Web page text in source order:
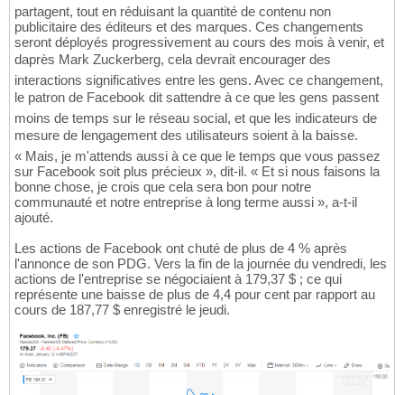
partagent, tout en réduisant la quantité de contenu non
publicitaire des éditeurs et des marques. Ces changements
seront déployés progressivement au cours des mois à venir, et
daprès Mark Zuckerberg, cela devrait encourager des
interactions significatives entre les gens. Avec ce changement,
le patron de Facebook dit sattendre à ce que les gens passent
moins de temps sur le réseau social, et que les indicateurs de
mesure de lengagement des utilisateurs soient à la baisse.
« Mais, je m'attends aussi à ce que le temps que vous passez
sur Facebook soit plus précieux », dit-il. « Et si nous faisons la
bonne chose, je crois que cela sera bon pour notre
communauté et notre entreprise à long terme aussi », a-t-il
ajouté.
Les actions de Facebook ont chuté de plus de 4 % après
l'annonce de son PDG. Vers la fin de la journée du vendredi, les
actions de l'entreprise se négociaient à 179,37 $ ; ce qui
représente une baisse de plus de 4,4 pour cent par rapport au
cours de 187,77 $ enregistré le jeudi.